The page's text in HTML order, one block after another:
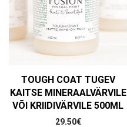
TOUGH COAT TUGEV
KAITSE MINERAALVÄRVILE
VÕI KRIIDIVÄRVILE 500ML
29.50€